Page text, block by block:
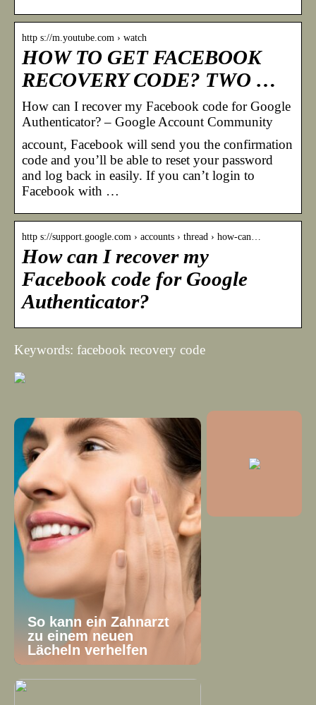
http s://m.youtube.com › watch
HOW TO GET FACEBOOK
RECOVERY CODE? TWO …
How can I recover my Facebook code for Google
Authenticator? – Google Account Community
account, Facebook will send you the confirmation
code and you’ll be able to reset your password
and log back in easily. If you can’t login to
Facebook with …
http s://support.google.com › accounts › thread › how-can…
How can I recover my
Facebook code for Google
Authenticator?
Keywords: facebook recovery code
So kann ein Zahnarzt
zu einem neuen
Lächeln verhelfen